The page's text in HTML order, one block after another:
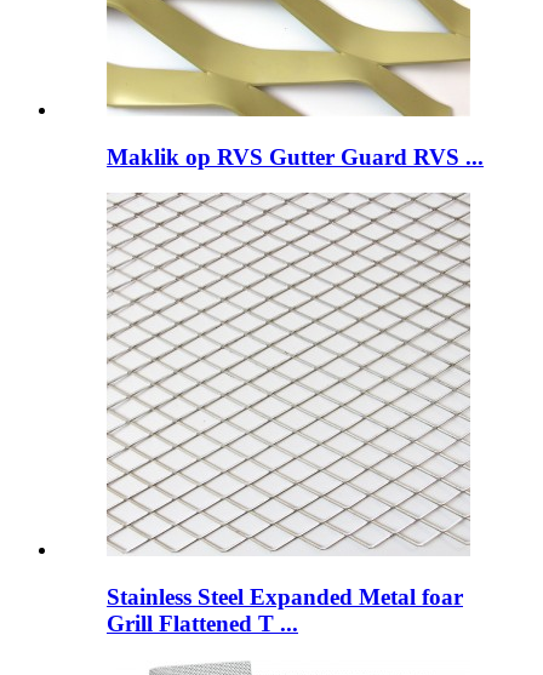
Maklik op RVS Gutter Guard RVS ...
Stainless Steel Expanded Metal foar
Grill Flattened T ...